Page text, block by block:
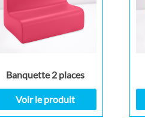
Banquette 2 places
Voir le produit